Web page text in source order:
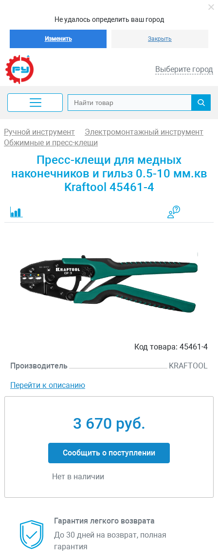
Не удалось определить ваш город
Изменить Закрыть
Выберите город
Ручной инструмент
Электромонтажный инструмент
Обжимные и пресс-клещи
Пресс-клещи для медных
наконечников и гильз 0.5-10 мм.кв
Kraftool 45461-4
Код товара: 45461-4
Производитель KRAFTOOL
Перейти к описанию
3 670 руб.
Сообщить о поступлении
Нет в наличии
Гарантия легкого возврата
До 30 дней на возврат, полная
гарантия